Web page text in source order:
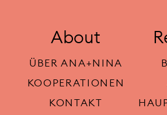
About
ÜBER ANA+NINA
KOOPERATIONEN
KONTAKT